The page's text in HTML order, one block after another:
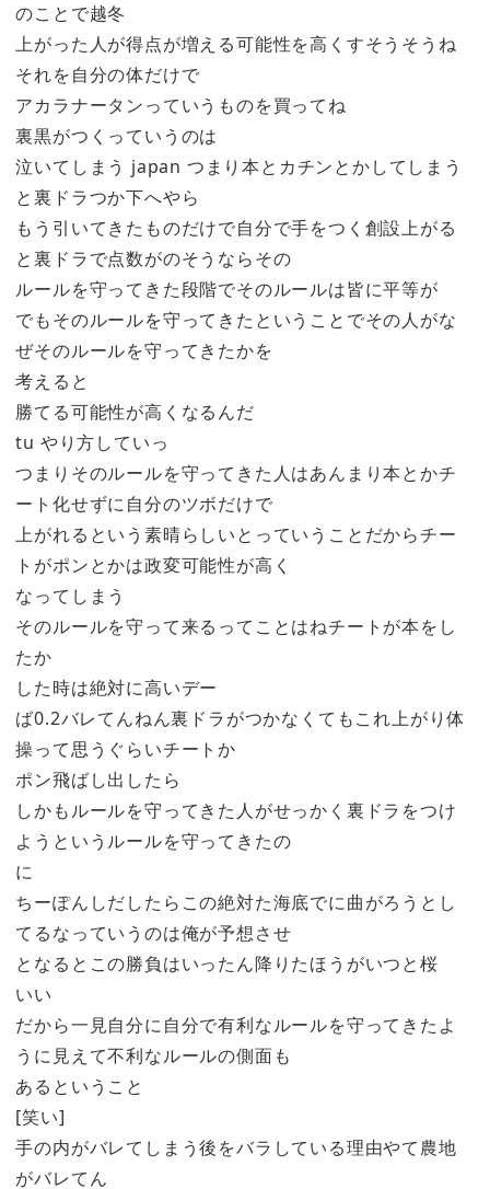
のことで越冬
上がった人が得点が増える可能性を高くすそうそうね
それを自分の体だけで
アカラナータンっていうものを買ってね
裏黒がつくっていうのは
泣いてしまう japan つまり本とカチンとかしてしまう
と裏ドラつか下へやら
もう引いてきたものだけで自分で手をつく創設上がる
と裏ドラで点数がのそうならその
ルールを守ってきた段階でそのルールは皆に平等が
でもそのルールを守ってきたということでその人がな
ぜそのルールを守ってきたかを
考えると
勝てる可能性が高くなるんだ
tu やり方していっ
つまりそのルールを守ってきた人はあんまり本とかチ
ート化せずに自分のツボだけで
上がれるという素晴らしいとっていうことだからチー
トがポンとかは政変可能性が高く
なってしまう
そのルールを守って来るってことはねチートが本をし
たか
した時は絶対に高いデー
ば0.2バレてんねん裏ドラがつかなくてもこれ上がり体
操って思うぐらいチートか
ポン飛ばし出したら
しかもルールを守ってきた人がせっかく裏ドラをつけ
ようというルールを守ってきたの
に
ちーぽんしだしたらこの絶対た海底でに曲がろうとし
てるなっていうのは俺が予想させ
となるとこの勝負はいったん降りたほうがいつと桜
いい
だから一見自分に自分で有利なルールを守ってきたよ
うに見えて不利なルールの側面も
あるということ
[笑い]
手の内がバレてしまう後をバラしている理由やて農地
がバレてん